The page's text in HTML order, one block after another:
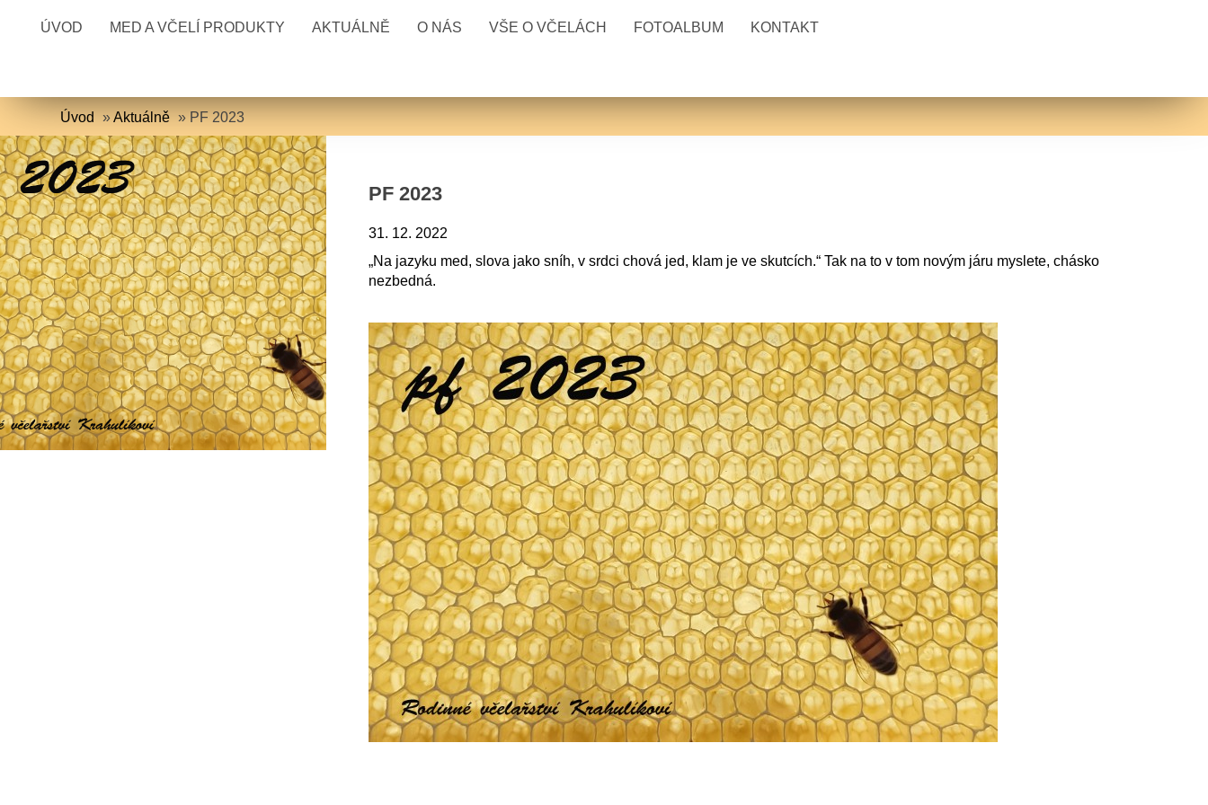
ÚVOD MED A VČELÍ PRODUKTY AKTUÁLNĚ O NÁS VŠE O VČELÁCH FOTOALBUM KONTAKT
Úvod »Aktuálně » PF 2023
PF 2023
31. 12. 2022
„Na jazyku med, slova jako sníh, v srdci chová jed, klam je ve skutcích.“ Tak na to v tom novým járu myslete, chásko
nezbedná.